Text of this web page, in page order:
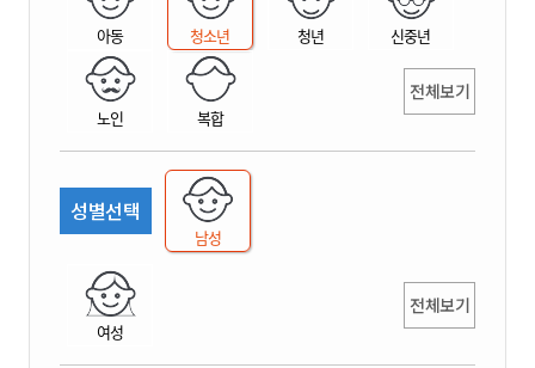
아동 청소년 청년 신중년
노인 복합
전체보기
성별선택
남성
여성
전체보기